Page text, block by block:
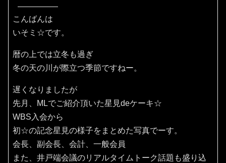
こんばんは
いそミ☆です。
暦の上では立冬も過ぎ
冬の天の川が際立つ季節ですねー。
遅くなりましたが
先月、MLでご紹介頂いた星見deケーキ☆
WBS入会から
初☆の記念星見の様子をまとめた写真でーす。
会長、副会長、会計、一般会員
また、井戸端会議のリアルタイムトーク話題も盛り込